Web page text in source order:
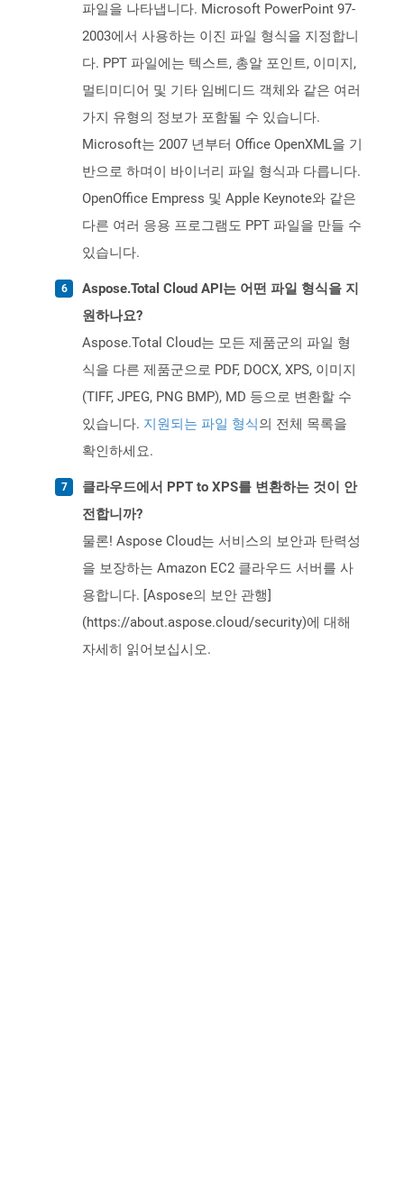
파일을 나타냅니다. Microsoft PowerPoint 97-
2003에서 사용하는 이진 파일 형식을 지정합니
다. PPT 파일에는 텍스트, 총알 포인트, 이미지,
멀티미디어 및 기타 임베디드 객체와 같은 여러
가지 유형의 정보가 포함될 수 있습니다.
Microsoft는 2007 년부터 Office OpenXML을 기
반으로 하며이 바이너리 파일 형식과 다릅니다.
OpenOffice Empress 및 Apple Keynote와 같은
다른 여러 응용 프로그램도 PPT 파일을 만들 수
있습니다.
Aspose.Total Cloud API는 어떤 파일 형식을 지
원하나요?
Aspose.Total Cloud는 모든 제품군의 파일 형
식을 다른 제품군으로 PDF, DOCX, XPS, 이미지
(TIFF, JPEG, PNG BMP), MD 등으로 변환할 수
있습니다. 지원되는 파일 형식의 전체 목록을
확인하세요.
클라우드에서 PPT to XPS를 변환하는 것이 안
전합니까?
물론! Aspose Cloud는 서비스의 보안과 탄력성
을 보장하는 Amazon EC2 클라우드 서버를 사
용합니다. [Aspose의 보안 관행]
(https://about.aspose.cloud/security)에 대해
자세히 읽어보십시오.